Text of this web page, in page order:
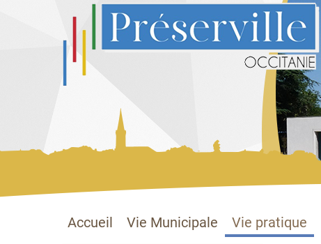
Site officiel
Accueil Vie Municipale Vie pratique